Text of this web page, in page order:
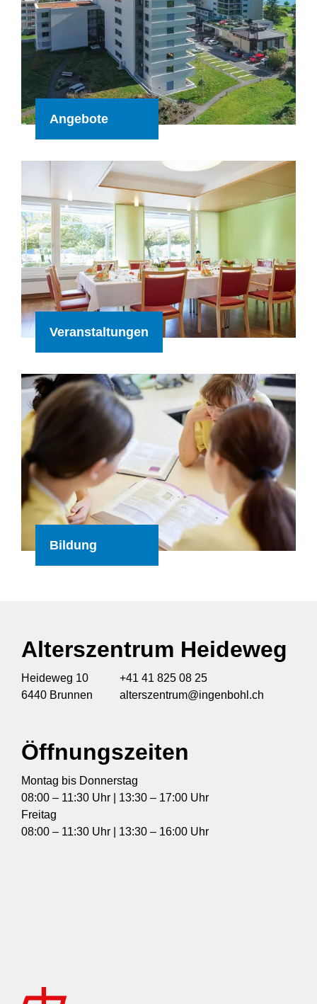
Angebote
Veranstaltungen
Bildung
Alterszentrum Heideweg
Heideweg 10
6440 Brunnen
+41 41 825 08 25
alterszentrum@ingenbohl.ch
Öffnungszeiten
Montag bis Donnerstag
08:00 – 11:30 Uhr | 13:30 – 17:00 Uhr
Freitag
08:00 – 11:30 Uhr | 13:30 – 16:00 Uhr